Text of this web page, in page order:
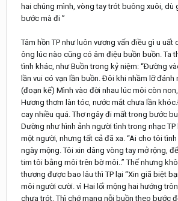
hai chúng mình, vòng tay trót buông xuôi, dù
bước mà đi ”
Tâm hồn TP như luôn vương vấn điều gì u uất
ông lúc nào cũng có âm điệu buồn buồn. Ta
tình khác, như Buồn trong kỷ niệm: “Ðường
lần vui có vạn lần buồn. Ðôi khi nhầm lỡ đánh
(đoạn kế) Mình vào đời nhau lúc môi còn
Hương thơm làn tóc, nước mắt chưa lần
cay nhiều quá. Thơ ngây đi mất trong bước
Dường như hình ảnh người tình trong nhạc
một người, nhưng tất cả đã xa. “Ai cho tôi
ngày mộng. Tôi xin dâng vòng tay mở rộng,
tim tôi bằng môi trên bờ môi..” Thế nhưng
thương được bao lâu thì TP lại “Xin giã biệt
môi người cười. vì Hai lối mộng hai hướng
chưa trót. Thì chớ mang nỗi buồn theo bước